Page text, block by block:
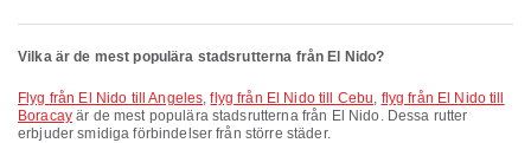
Vilka är de mest populära stadsrutterna från El Nido?
flyg från El Nido till Angeles,flyg från El Nido till Cebu, flyg från El Nido till
Boracayär de mest populära stadsrutterna från El Nido. Dessa rutter
erbjuder smidiga förbindelser från större städer.